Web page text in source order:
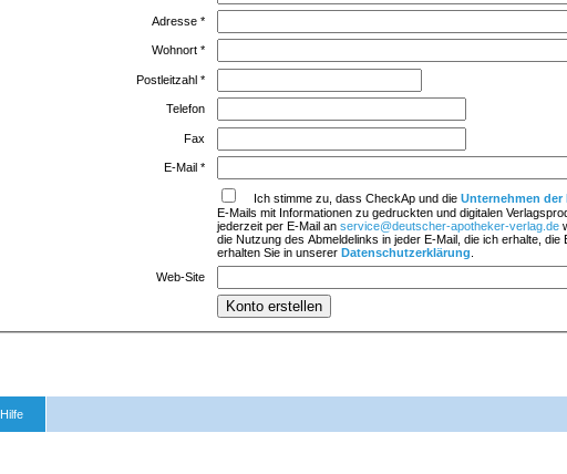
Adresse*
Wohnort*
Postleitzahl*
Telefon
Fax
E-Mail*
Ich stimme zu, dass CheckAp und die Unternehmen der
E-Mails mit Informationen zu gedruckten und digitalen
jederzeit per E-Mail an service@deutscher-apotheker-verlag.de
die Nutzung des Abmeldelinks in jeder E-Mail, die ich erhalte,
erhalten Sie in unserer Datenschutzerklärung.
Web-Site
Hilfe